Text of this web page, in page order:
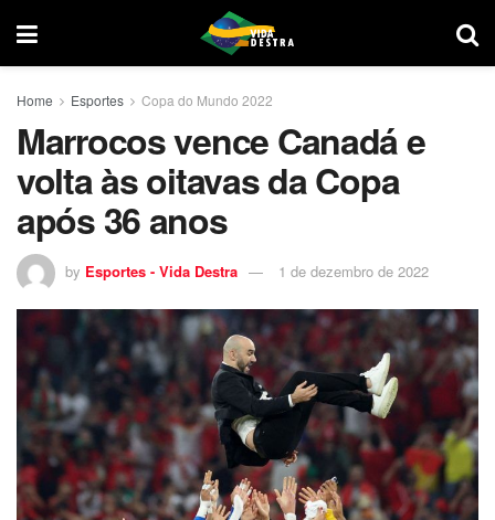
Home Esportes Copa do Mundo 2022
Marrocos vence Canadá e
volta às oitavas da Copa
após 36 anos
by Esportes - Vida Destra 1 de dezembro de 2022